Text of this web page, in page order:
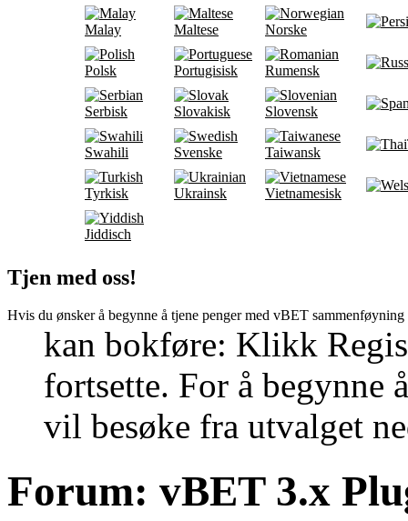
Malay Maltese Norske
Polsk Portugisisk Rumensk
Serbisk Slovakisk Slovensk
Swahili Svenske Taiwansk
Tyrkisk Ukrainsk Vietnamesisk
Jiddisch
Tjen med oss!
Hvis du ønsker å begynne å tjene penger med vBET
kan bokføre: Klikk
fortsette. For å begynne
vil besøke fra utvalget
Forum: vBET 3.x